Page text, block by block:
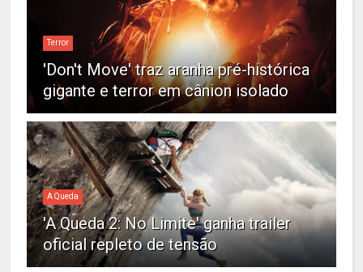
Terror
'Don't Move' traz aranha pré-histórica
gigante e terror em cânion isolado
A Queda
'A Queda 2: No Limite' ganha trailer
oficial repleto de tensão